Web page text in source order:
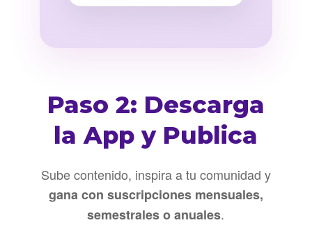
Paso 2: Descarga
la App y Publica
Sube contenido, inspira a tu comunidad y
gana con suscripciones mensuales,
semestrales o anuales.